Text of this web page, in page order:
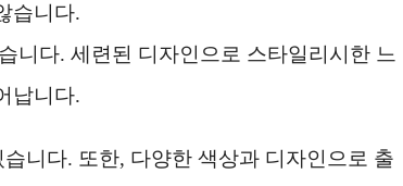
습니다.
니다. 세련된 디자인으로 스타일리시한 느
납니다.
니다. 또한, 다양한 색상과 디자인으로 출